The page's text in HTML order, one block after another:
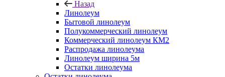
Назад
Линолеум
Бытовой линолеум
Полукоммерческий линолеум
Коммерческий линолеум КМ2
Распродажа линолеума
Линолеум ширина 5м
Остатки линолеума